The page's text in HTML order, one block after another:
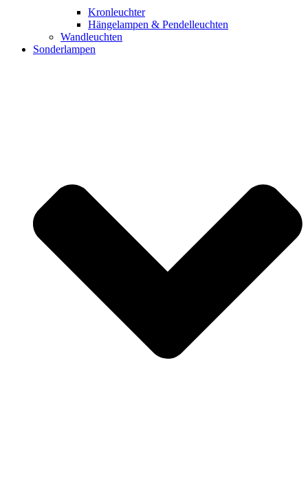
Kronleuchter
Hängelampen & Pendelleuchten
Wandleuchten
Sonderlampen